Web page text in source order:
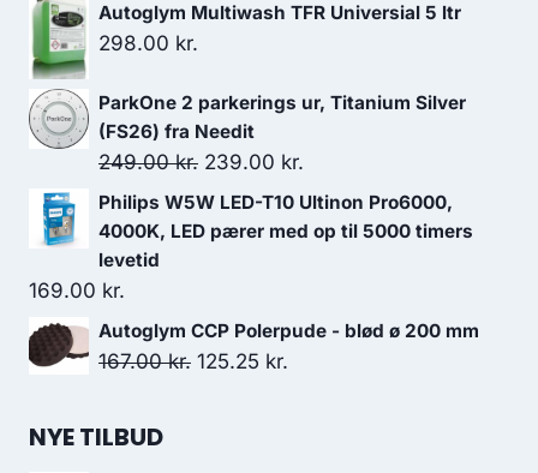
Autoglym Multiwash TFR Universial 5 ltr
298.00 kr.
ParkOne 2 parkerings ur, Titanium Silver
(FS26) fra Needit
249.00kr. Den
oprindelige
pris
239.00 kr.
aktuelle
pris
Philips W5W LED-T10 Ultinon Pro6000,
4000K, LED pærer med op til 5000 timers
levetid
169.00 kr.
Autoglym CCP Polerpude - blød ø 200 mm
167.00kr. Den
125.25 kr.
NYE TILBUD